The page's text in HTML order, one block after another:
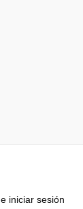
iniciar sesión